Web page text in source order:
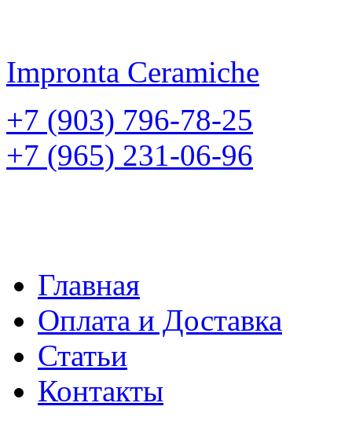
Impronta Ceramiche
+7 (903) 796-78-25
+7 (965) 231-06-96
Главная
Оплата и Доставка
Статьи
Контакты